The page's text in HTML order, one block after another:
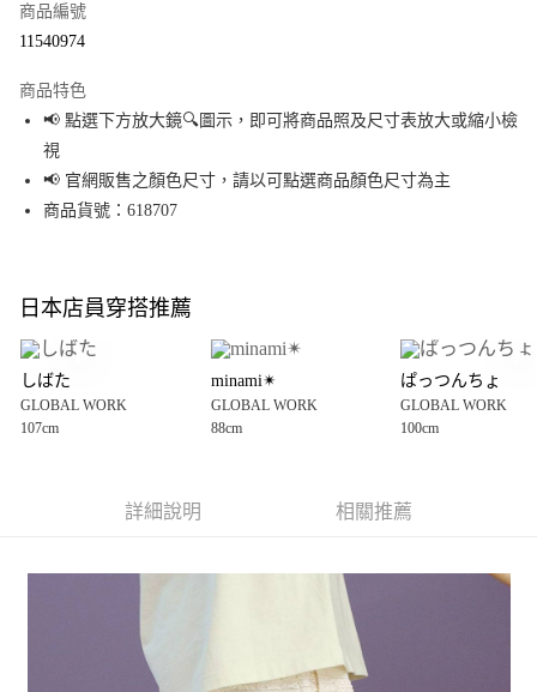
Apple Pay
街口支付
悠遊付
全盈+PAY
大哥付你分期
【大哥付你分期使用說明】
1.本服務由台灣大哥大提供，台灣大哥大用戶可立即使用無須另外申請。
2.付款方式選擇「大哥付你分期」，訂單成立後會自動跳轉到大哥付的交易
3.實際核准額度、可分期數及費用金額請依後續交易確認頁面所載為準。
4.訂單成立30分鐘內，如未前往確認交易或遇審核未通過，訂單將自動取
1.分期款項不併入電信帳單，「大哥付你分期」於每月結算日後寄送繳費提
2.透過簡訊連結打開帳單後，可選擇「超商條碼／台灣大直營門市／銀行轉
帳／街口支付／iPASS MONEY」等通路繳費。
AFTEE先享後付
３．安心：先確認商品／服務後，再付款。
１．於結帳方式選擇「AFTEE先享後付」後，將跳轉至「AFTEE先享後付」
結帳頁面，進行簡訊認證並確認金額後，即可完成結帳。
２．訂單成立數日內，您將收到繳費通知簡訊。
每筆NT$80，滿NT$888(含以上)免運費
每筆NT$80，滿NT$888(含以上)免運費
商品編號
11540974
商品特色
📢 點選下方放大鏡🔍圖示，即可將商品照及尺寸表放大或縮小檢
視
📢 官網販售之顏色尺寸，請以可點選商品顏色尺寸為主
商品貨號：618707
日本店員穿搭推薦
しばた
GLOBAL WORK
107cm
minami✴︎
GLOBAL WORK
88cm
ぱっつんちょ
GLOBAL WORK
100cm
詳細說明 相關推薦